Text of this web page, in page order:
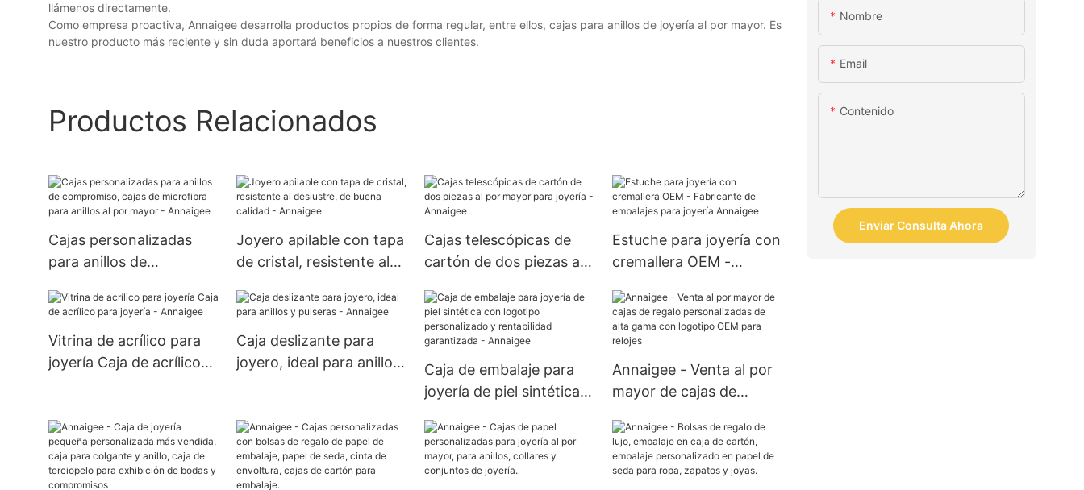
llámenos directamente.
Como empresa proactiva, Annaigee desarrolla productos propios de forma regular, entre ellos, cajas para anillos de joyería al por mayor. Es
nuestro producto más reciente y sin duda aportará beneficios a nuestros clientes.
Productos Relacionados
Cajas personalizadas
para anillos de
microfibra para anillos al
Joyero apilable con tapa
de cristal, resistente al
calidad - Annaigee
Cajas telescópicas de
cartón de dos piezas al
Annaigee
Estuche para joyería con
cremallera OEM -
para joyería Annaigee
Vitrina de acrílico para
joyería Caja de acrílico
Caja deslizante para
joyero, ideal para anillos
Caja de embalaje para
joyería de piel sintética
personalizado y
rentabilidad garantizada
- Annaigee
Annaigee - Venta al por
mayor de cajas de
alta gama con logotipo
OEM para relojes
Nombre
Email
Contenido
Enviar Consulta Ahora